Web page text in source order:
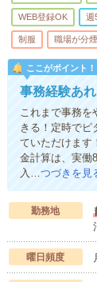
WEB登録OK 週
制服 職場が分煙
ここがポイント！
事務経験あ
これまで事務を
きる！定時でピ
ていただけます
金計算は、実働
入…つづきを見
勤務地
曜日頻度